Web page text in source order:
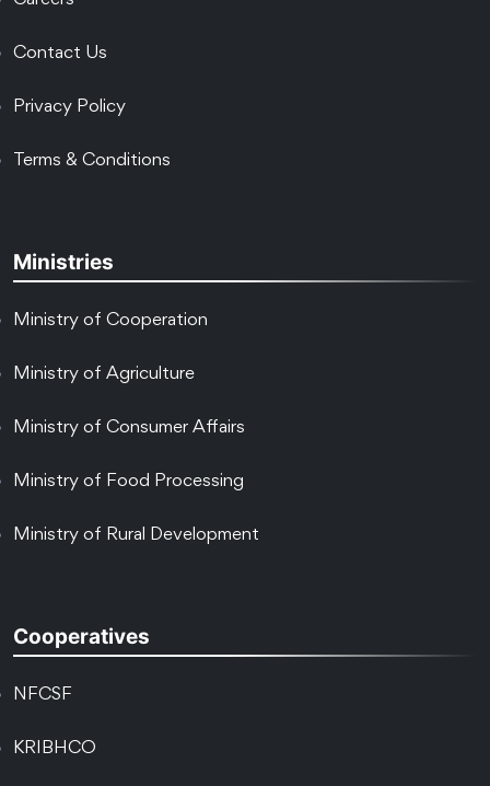
Contact Us
Privacy Policy
Terms & Conditions
Ministries
Ministry of Cooperation
Ministry of Agriculture
Ministry of Consumer Affairs
Ministry of Food Processing
Ministry of Rural Development
Cooperatives
NFCSF
KRIBHCO